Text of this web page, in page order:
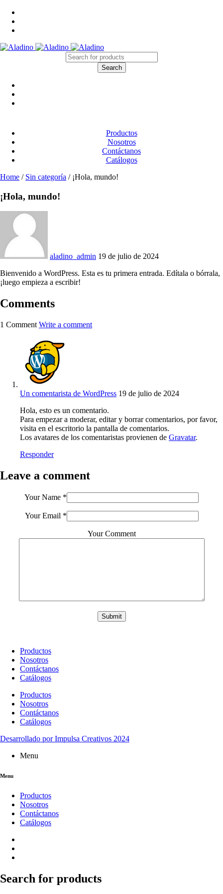
Productos
Nosotros
Contáctanos
Catálogos
Home / Sin categoría / ¡Hola, mundo!
¡Hola, mundo!
aladino_admin 19 de julio de 2024
Bienvenido a WordPress. Esta es tu primera entrada. Edítala o bórrala,
¡luego empieza a escribir!
Comments
1 Comment Write a comment
Un comentarista de WordPress 19 de julio de 2024
Hola, esto es un comentario.
Para empezar a moderar, editar y borrar comentarios, por favor,
visita en el escritorio la pantalla de comentarios.
Los avatares de los comentaristas provienen de Gravatar.
Responder
Leave a comment
Your Name *
Your Email *
Your Comment
Submit
Productos
Nosotros
Contáctanos
Catálogos
Productos
Nosotros
Contáctanos
Catálogos
Desarrollado por Impulsa Creativos 2024
Menu
Menu
Productos
Nosotros
Contáctanos
Catálogos
Search for products